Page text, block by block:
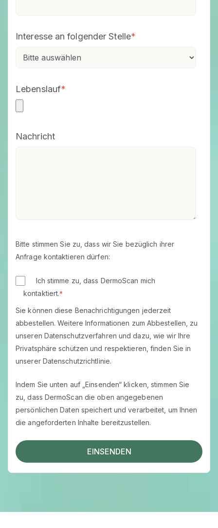
Interesse an folgender Stelle*
Lebenslauf*
Nachricht
Bitte stimmen Sie zu, dass wir Sie bezüglich ihrer
Anfrage kontaktieren dürfen:
Ich stimme zu, dass DermoScan mich
kontaktiert.*
Sie können diese Benachrichtigungen jederzeit
abbestellen. Weitere Informationen zum Abbestellen, zu
unseren Datenschutzverfahren und dazu, wie wir Ihre
Privatsphäre schützen und respektieren, finden Sie in
unserer Datenschutzrichtlinie.
Indem Sie unten auf „Einsenden“ klicken, stimmen Sie
zu, dass DermoScan die oben angegebenen
persönlichen Daten speichert und verarbeitet, um Ihnen
die angeforderten Inhalte bereitzustellen.